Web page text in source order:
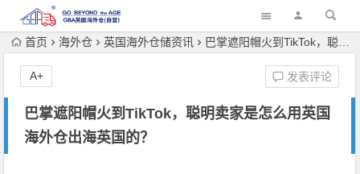
首页 海外仓 英国海外仓储资讯 巴掌遮阳帽火到TikTok，聪明卖家是怎么用英国海外仓出海英国的？
巴掌遮阳帽火到TikTok，聪明卖家是怎么用英国
海外仓出海英国的？
发表评论
A+